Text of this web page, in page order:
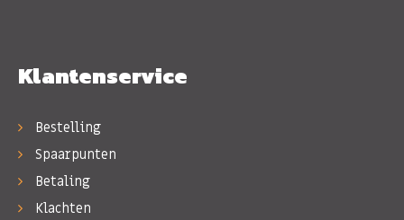
Klantenservice
Bestelling
Spaarpunten
Betaling
Klachten